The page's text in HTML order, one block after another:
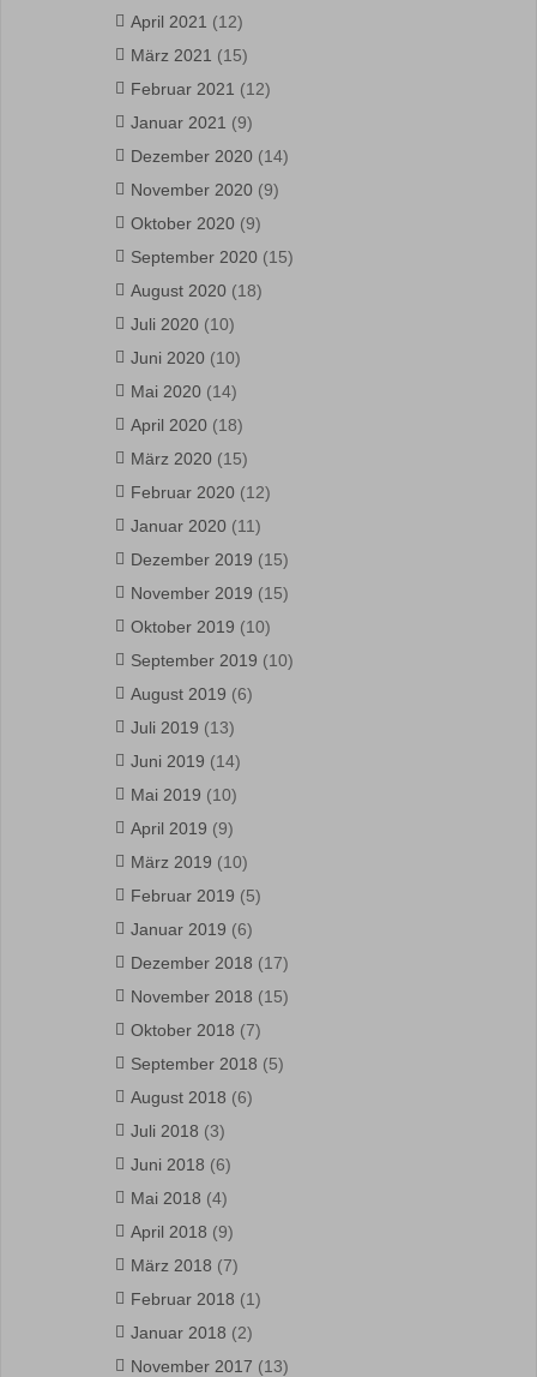
April 2021 (12)
März 2021 (15)
Februar 2021 (12)
Januar 2021 (9)
Dezember 2020 (14)
November 2020 (9)
Oktober 2020 (9)
September 2020 (15)
August 2020 (18)
Juli 2020 (10)
Juni 2020 (10)
Mai 2020 (14)
April 2020 (18)
März 2020 (15)
Februar 2020 (12)
Januar 2020 (11)
Dezember 2019 (15)
November 2019 (15)
Oktober 2019 (10)
September 2019 (10)
August 2019 (6)
Juli 2019 (13)
Juni 2019 (14)
Mai 2019 (10)
April 2019 (9)
März 2019 (10)
Februar 2019 (5)
Januar 2019 (6)
Dezember 2018 (17)
November 2018 (15)
Oktober 2018 (7)
September 2018 (5)
August 2018 (6)
Juli 2018 (3)
Juni 2018 (6)
Mai 2018 (4)
April 2018 (9)
März 2018 (7)
Februar 2018 (1)
Januar 2018 (2)
November 2017 (13)